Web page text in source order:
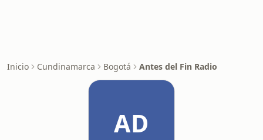
Inicio Cundinamarca Bogotá Antes del Fin Radio
AD